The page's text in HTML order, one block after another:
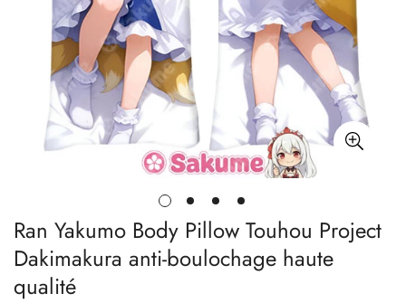
Ran Yakumo Body Pillow Touhou Project
Dakimakura anti-boulochage haute
qualité